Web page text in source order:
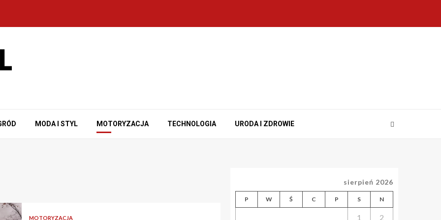
MODA I STYL MOTORYZACJA TECHNOLOGIA URODA I ZDROWIE
MOTORYZACJA
sierpień 2026
P W Ś C P S N
1 2